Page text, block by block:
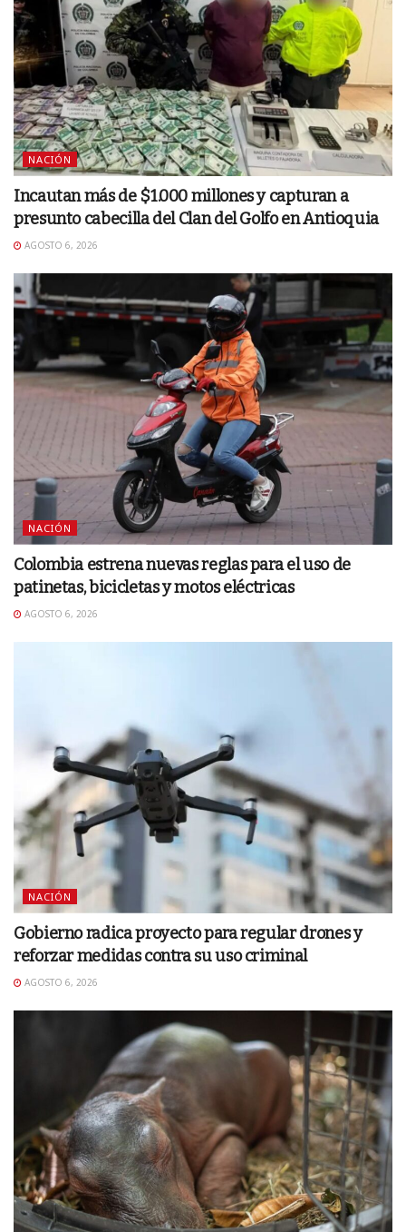
NACIÓN
Incautan más de $1.000 millones y capturan a
presunto cabecilla del Clan del Golfo en Antioquia
AGOSTO 6, 2026
NACIÓN
Colombia estrena nuevas reglas para el uso de
patinetas, bicicletas y motos eléctricas
AGOSTO 6, 2026
NACIÓN
Gobierno radica proyecto para regular drones y
reforzar medidas contra su uso criminal
AGOSTO 6, 2026